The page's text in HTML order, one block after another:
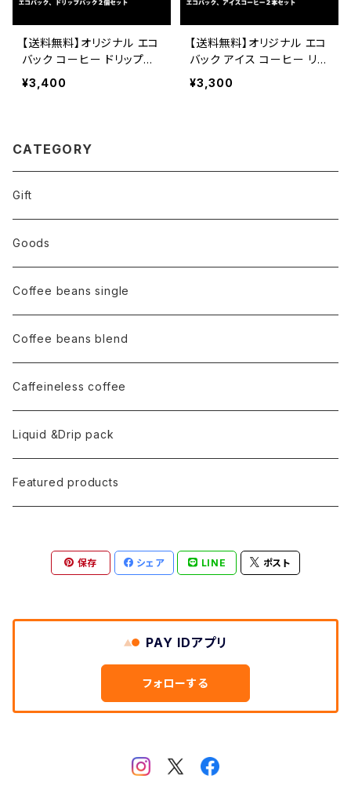
【送料無料】オリジナル エコ
バック コーヒー ドリップコ
ーヒー HOUEI COFFEEド
リップパック6pac × 2 クリ
ど
¥3,400
【送料無料】オリジナル エコ
バック アイス コーヒー リキ
ッド 無糖 1L×2Packs 自家
焙煎 コーヒーショップ ICE
¥3,300
CATEGORY
Gift
Goods
Coffee beans single
Coffee beans blend
Caffeineless coffee
Liquid &Drip pack
Featured products
保存 シェア LINE ポスト
PAY IDアプリ
フォローする